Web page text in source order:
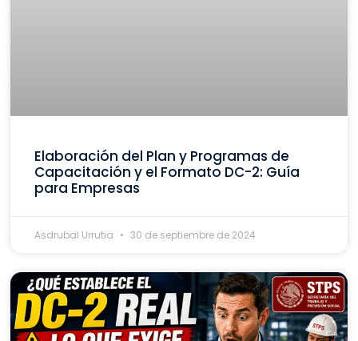
Elaboración del Plan y Programas de
Capacitación y el Formato DC-2: Guía
para Empresas
Asdrubal Urrutia 30 de septiembre de 2024